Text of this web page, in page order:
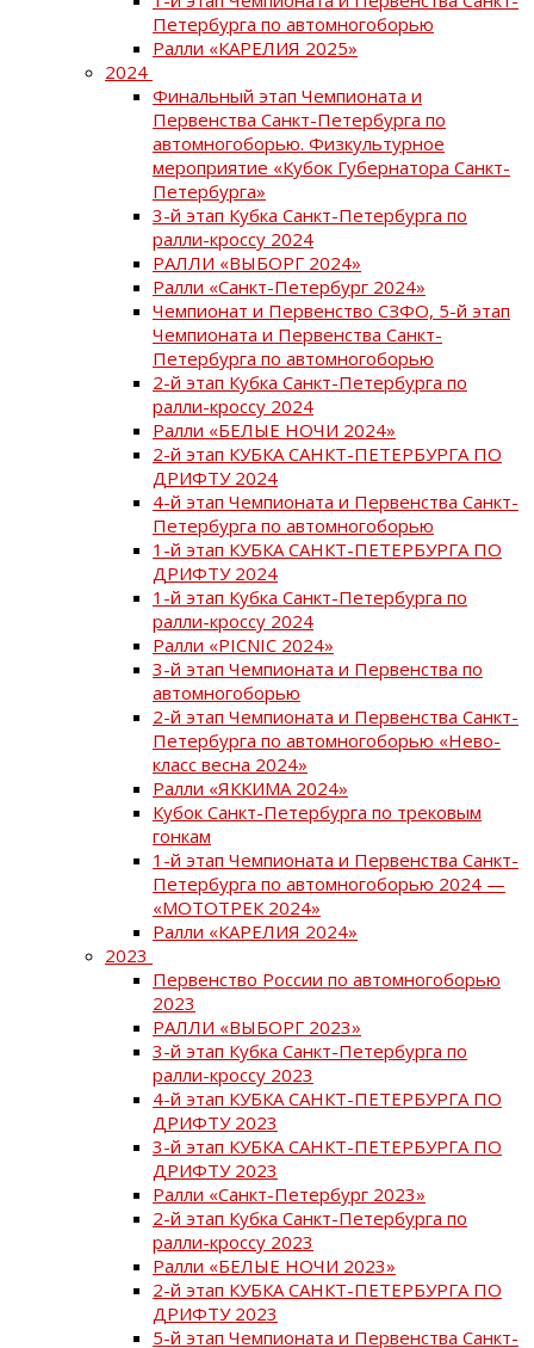
Петербурга по автомногоборью
Ралли «КАРЕЛИЯ 2025»
2024
Финальный этап Чемпионата и
Первенства Санкт-Петербурга по
автомногоборью. Физкультурное
мероприятие «Кубок Губернатора Санкт-
Петербурга»
3-й этап Кубка Санкт-Петербурга по
ралли-кроссу 2024
РАЛЛИ «ВЫБОРГ 2024»
Ралли «Санкт-Петербург 2024»
Чемпионат и Первенство СЗФО, 5-й этап
Чемпионата и Первенства Санкт-
Петербурга по автомногоборью
2-й этап Кубка Санкт-Петербурга по
ралли-кроссу 2024
Ралли «БЕЛЫЕ НОЧИ 2024»
2-й этап КУБКА САНКТ-ПЕТЕРБУРГА ПО
ДРИФТУ 2024
4-й этап Чемпионата и Первенства Санкт-
Петербурга по автомногоборью
1-й этап КУБКА САНКТ-ПЕТЕРБУРГА ПО
ДРИФТУ 2024
1-й этап Кубка Санкт-Петербурга по
ралли-кроссу 2024
Ралли «PICNIC 2024»
3-й этап Чемпионата и Первенства по
автомногоборью
2-й этап Чемпионата и Первенства Санкт-
Петербурга по автомногоборью «Нево-
класс весна 2024»
Ралли «ЯККИМА 2024»
Кубок Санкт-Петербурга по трековым
гонкам
1-й этап Чемпионата и Первенства Санкт-
Петербурга по автомногоборью 2024 —
«МОТОТРЕК 2024»
Ралли «КАРЕЛИЯ 2024»
2023
Первенство России по автомногоборью
2023
РАЛЛИ «ВЫБОРГ 2023»
3-й этап Кубка Санкт-Петербурга по
ралли-кроссу 2023
4-й этап КУБКА САНКТ-ПЕТЕРБУРГА ПО
ДРИФТУ 2023
3-й этап КУБКА САНКТ-ПЕТЕРБУРГА ПО
ДРИФТУ 2023
Ралли «Санкт-Петербург 2023»
2-й этап Кубка Санкт-Петербурга по
ралли-кроссу 2023
Ралли «БЕЛЫЕ НОЧИ 2023»
2-й этап КУБКА САНКТ-ПЕТЕРБУРГА ПО
ДРИФТУ 2023
5-й этап Чемпионата и Первенства Санкт-